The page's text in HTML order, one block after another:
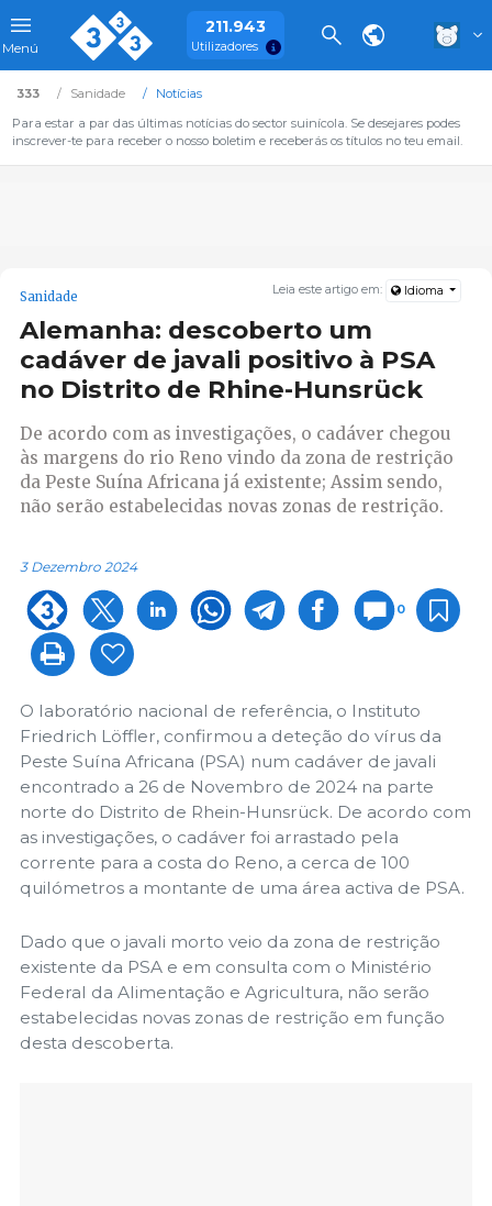
Menú
211.943
Utilizadores
333 Sanidade
Notícias
Para estar a par das últimas notícias do sector suinícola. Se desejares podes
inscrever-te para receber o nosso boletim e receberás os títulos no teu email.
Leia este artigo em: Idioma
Sanidade
Alemanha: descoberto um
cadáver de javali positivo à PSA
no Distrito de Rhine-Hunsrück
De acordo com as investigações, o cadáver chegou
às margens do rio Reno vindo da zona de restrição
da Peste Suína Africana já existente; Assim sendo,
não serão estabelecidas novas zonas de restrição.
3 Dezembro 2024
0
O laboratório nacional de referência, o Instituto
Friedrich Löffler, confirmou a deteção do vírus da
Peste Suína Africana (PSA) num cadáver de javali
encontrado a 26 de Novembro de 2024 na parte
norte do Distrito de Rhein-Hunsrück. De acordo com
as investigações, o cadáver foi arrastado pela
corrente para a costa do Reno, a cerca de 100
quilómetros a montante de uma área activa de PSA.
Dado que o javali morto veio da zona de restrição
existente da PSA e em consulta com o Ministério
Federal da Alimentação e Agricultura, não serão
estabelecidas novas zonas de restrição em função
desta descoberta.